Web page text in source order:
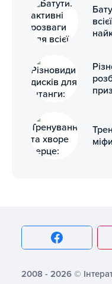
2008 - 2026 ©